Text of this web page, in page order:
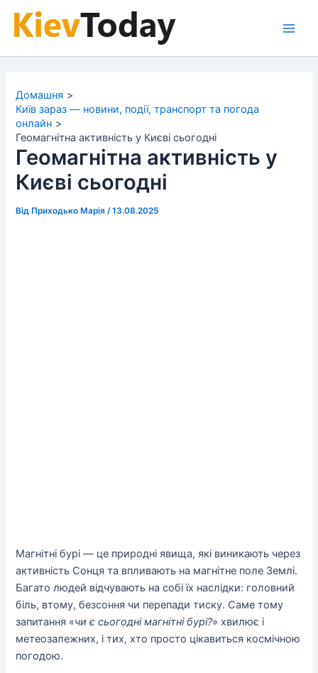
Домашня
Київ зараз — новини, події, транспорт та погода
онлайн
Геомагнітна активність у Києві сьогодні
Геомагнітна активність у
Києві сьогодні
Від Приходько Марія /13.08.2025
Магнітні бурі — це природні явища, які виникають через
активність Сонця та впливають на магнітне поле Землі.
Багато людей відчувають на собі їх наслідки: головний
біль, втому, безсоння чи перепади тиску. Саме тому
запитання «чи є сьогодні магнітні бурі?» хвилює і
метеозалежних, і тих, хто просто цікавиться космічною
погодою.